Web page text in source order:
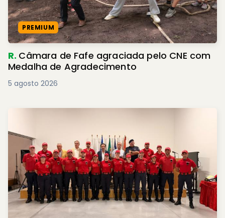
PREMIUM
R. Câmara de Fafe agraciada pelo CNE com
Medalha de Agradecimento
5 agosto 2026